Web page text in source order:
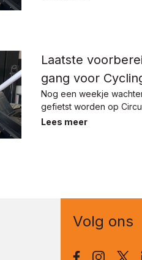
Laatste
gang voor
Nog een weekje
gefietst worden op
Lees meer
Volg ons